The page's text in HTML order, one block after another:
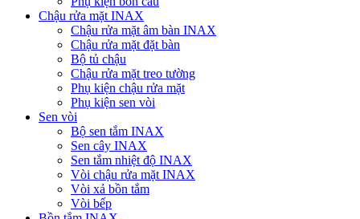
Chậu rửa mặt INAX
Chậu rửa mặt âm bàn INAX
Chậu rửa mặt đặt bàn
Bộ tủ chậu
Chậu rửa mặt treo tường
Phụ kiện chậu rửa mặt
Phụ kiện sen vòi
Sen vòi
Bộ sen tắm INAX
Sen cây INAX
Sen tắm nhiệt độ INAX
Vòi chậu rửa mặt INAX
Vòi xả bồn tắm
Vòi bếp